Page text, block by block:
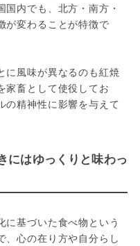
内でも、北方・南方・
が変わることが特徴で
に風味が異なるのも紅焼
家畜として使役してお
の精神性に影響を与えて
にはゆっくりと味わっ
に基づいた食べ物という
、心の在り方や自分らし